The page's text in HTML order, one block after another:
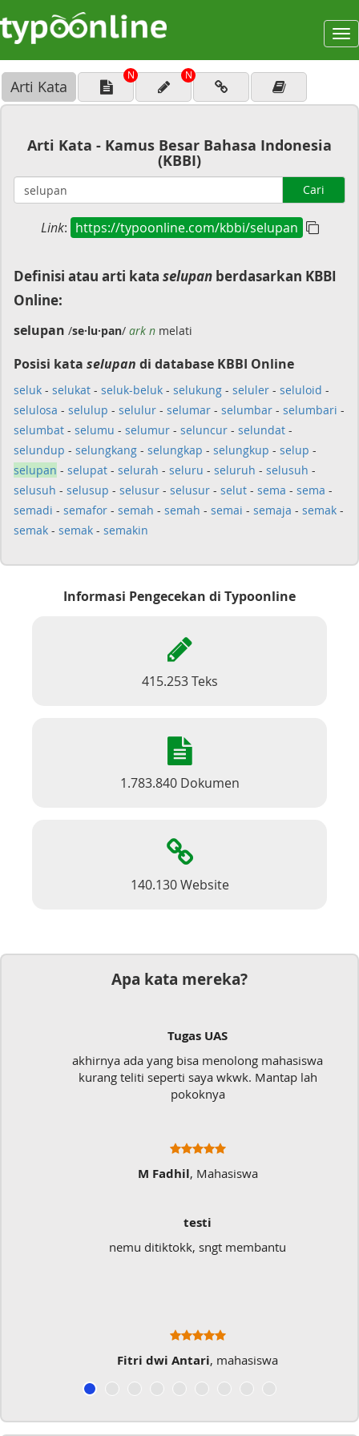
Arti Kata
N N
Arti Kata - Kamus Besar Bahasa Indonesia
(KBBI)
Cari
Link: https://typoonline.com/kbbi/selupan
Definisi atau arti kata selupan berdasarkan KBBI
Online:
selupan /se·lu·pan/ ark n melati
Posisi kata selupan di database KBBI Online
seluk - selukat - seluk-beluk - selukung - seluler - seluloid -
selulosa - selulup - selulur - selumar - selumbar - selumbari -
selumbat - selumu - selumur - seluncur - selundat -
selundup - selungkang - selungkap - selungkup - selup -
selupan - selupat - selurah - seluru - seluruh - selusuh -
selusuh - selusup - selusur - selusur - selut - sema - sema -
semadi - semafor - semah - semah - semai - semaja - semak -
semak - semak - semakin
Informasi Pengecekan di Typoonline
415.253 Teks
1.783.840 Dokumen
140.130 Website
Apa kata mereka?
Tugas UAS
akhirnya ada yang bisa menolong mahasiswa
kurang teliti seperti saya wkwk. Mantap lah
pokoknya
M Fadhil, Mahasiswa
testi
nemu ditiktokk, sngt membantu
Fitri dwi Antari, mahasiswa